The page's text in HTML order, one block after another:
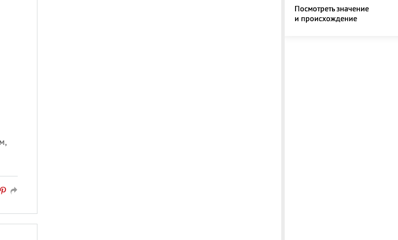
Посмотреть значение
и происхождение